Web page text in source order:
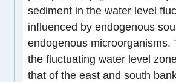
sediment in the water level
influenced by endogenous
endogenous
the fluctuating water level
that of the east and south